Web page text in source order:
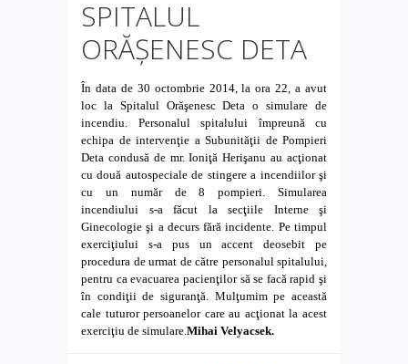
SPITALUL
ORĂŞENESC DETA
În data de 30 octombrie 2014, la ora 22, a avut
loc la Spitalul Orăşenesc Deta o simulare de
incendiu. Personalul spitalului împreună cu
echipa de intervenţie a Subunităţii de Pompieri
Deta condusă de mr. Ioniţă Herişanu au acţionat
cu două autospeciale de stingere a incendiilor şi
cu un număr de 8 pompieri. Simularea
incendiului s-a făcut la secţiile Interne şi
Ginecologie şi a decurs fără incidente. Pe timpul
exerciţiului s-a pus un accent deosebit pe
procedura de urmat de către personalul spitalului,
pentru ca evacuarea pacienţilor să se facă rapid şi
în condiţii de siguranţă. Mulţumim pe această
cale tuturor persoanelor care au acţionat la acest
exerciţiu de simulare.Mihai Velyacsek.